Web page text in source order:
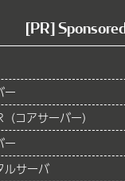
[PR] Sponsored
ー
コアサーバー）
ー
ルサーバ